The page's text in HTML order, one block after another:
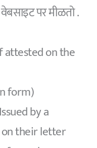
पर मीळतो .
attested on the
form)
by a
their letter